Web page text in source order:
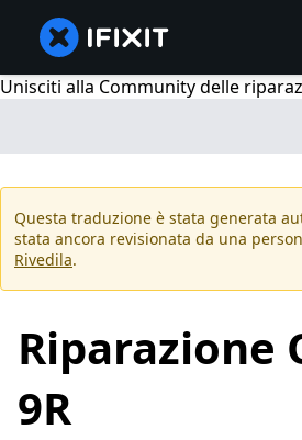
Unisciti alla Community delle
Questa traduzione è stata generata
stata ancora revisionata da una
Rivedila.
Riparazione
9R